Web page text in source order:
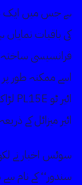
ہے جس میں ایک
کی باقیات نمایاں
فرانسیسی ساختہ
اسے ممکنہ طور پر
ائیر میزائل کے
سوئس اخبار نے
سندور‘‘ کے نام